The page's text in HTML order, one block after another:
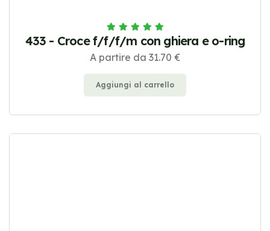
433 - Croce f/f/f/m con ghiera e o-ring
A partire da 31.70 €
Aggiungi al carrello